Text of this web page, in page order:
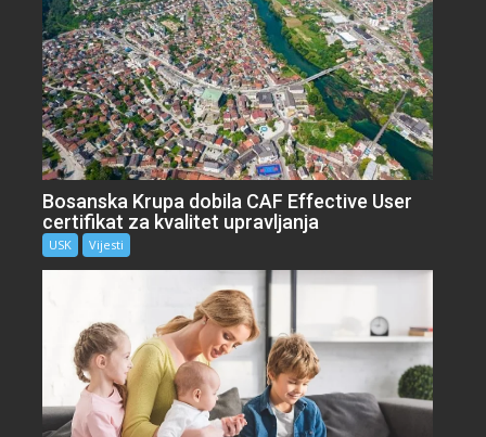
Bosanska Krupa dobila CAF Effective User
certifikat za kvalitet upravljanja
USK Vijesti